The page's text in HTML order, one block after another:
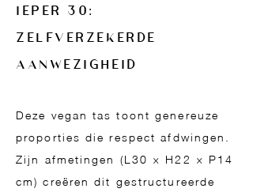
IEPER 30:
ZELFVERZEKERDE
AANWEZIGHEID
Deze vegan tas toont genereuze
proporties die respect afdwingen.
Zijn afmetingen (L30 × H22 × P14
cm) creëren dit gestructureerde